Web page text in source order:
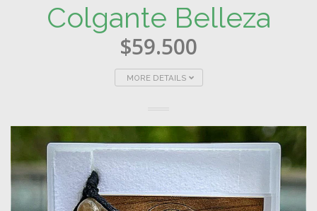
Colgante Belleza
$59.500
MORE DETAILS